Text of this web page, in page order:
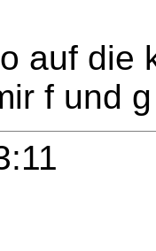
auf die
f und